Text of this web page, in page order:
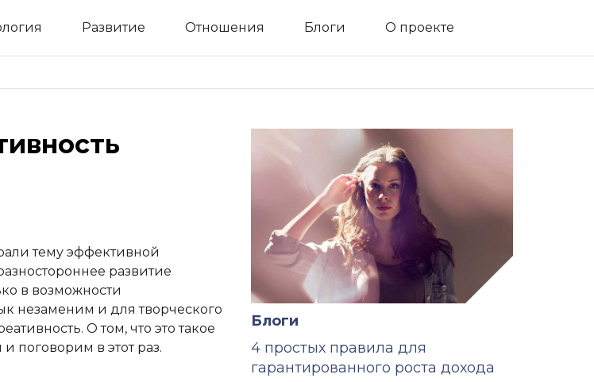
Развитие Отношения Блоги О проекте
тему эффективной
развитие
в возможности
незаменим и для творческого
О том, что это такое
поговорим в этот раз.
Блоги
4 простых правила для
гарантированного роста дохода